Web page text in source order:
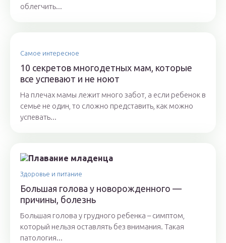
облегчить...
Самое интересное
10 секретов многодетных мам, которые
все успевают и не ноют
На плечах мамы лежит много забот, а если ребенок в
семье не один, то сложно представить, как можно
успевать...
Здоровье и питание
Большая голова у новорожденного —
причины, болезнь
Большая голова у грудного ребенка – симптом,
который нельзя оставлять без внимания. Такая
патология...